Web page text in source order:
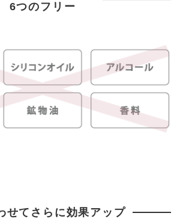
6つのフリー
せてさらに効果アップ